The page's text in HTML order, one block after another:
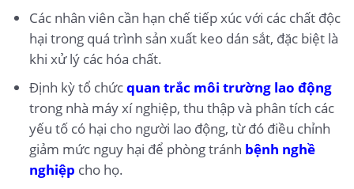
Các nhân viên cần hạn chế tiếp xúc với các chất độc
hại trong quá trình sản xuất keo dán sắt, đặc biệt là
khi xử lý các hóa chất.
Định kỳ tổ chứcquan trắc môi trường lao động
trong nhà máy xí nghiệp, thu thập và phân tích các
yếu tố có hại cho người lao động, từ đó điều chỉnh
giảm mức nguy hại để phòng tránh bệnh nghề
nghiệp cho họ.